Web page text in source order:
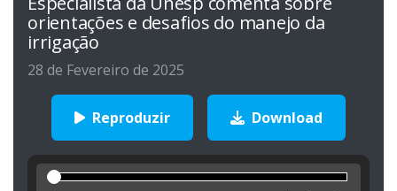
orientações e desafios do manejo da
irrigação
28 de Fevereiro de 2025
Reproduzir Download